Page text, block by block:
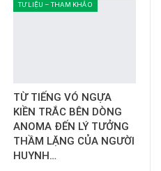
TƯ LIỆU – THAM KHẢO
TỪ TIẾNG VÓ NGỰA
KIỀN TRẮC BÊN DÒNG
ANOMA ĐẾN LÝ TƯỞNG
THẦM LẶNG CỦA NGƯỜI
HUYNH…